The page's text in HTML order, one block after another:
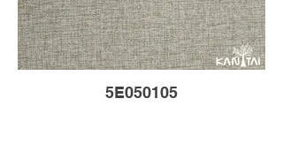
5E050105